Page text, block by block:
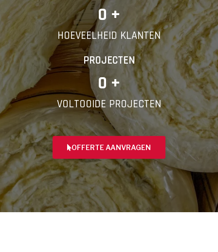
0 +
HOEVEELHEID KLANTEN
PROJECTEN
0 +
VOLTOOIDE PROJECTEN
OFFERTE AANVRAGEN